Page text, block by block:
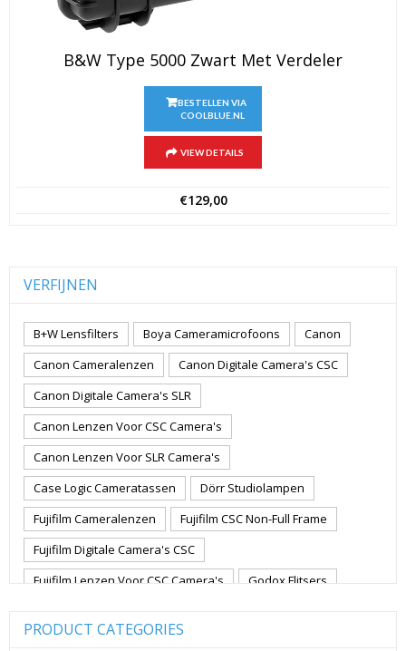
B&W Type 5000 Zwart Met Verdeler
BESTELLEN VIA
COOLBLUE.NL
VIEW DETAILS
€129,00
VERFIJNEN
B+W Lensfilters Boya Cameramicrofoons
Canon
Canon Cameralenzen
Canon Digitale Camera's CSC
Canon Digitale Camera's SLR
Canon Lenzen Voor CSC Camera's
Canon Lenzen Voor SLR Camera's
Case Logic Cameratassen
Dörr Studiolampen
Fujifilm Cameralenzen
Fujifilm CSC Non-Full Frame
Fujifilm Digitale Camera's CSC
Fujifilm Lenzen Voor CSC Camera's
Godox Flitsers
PRODUCT CATEGORIES